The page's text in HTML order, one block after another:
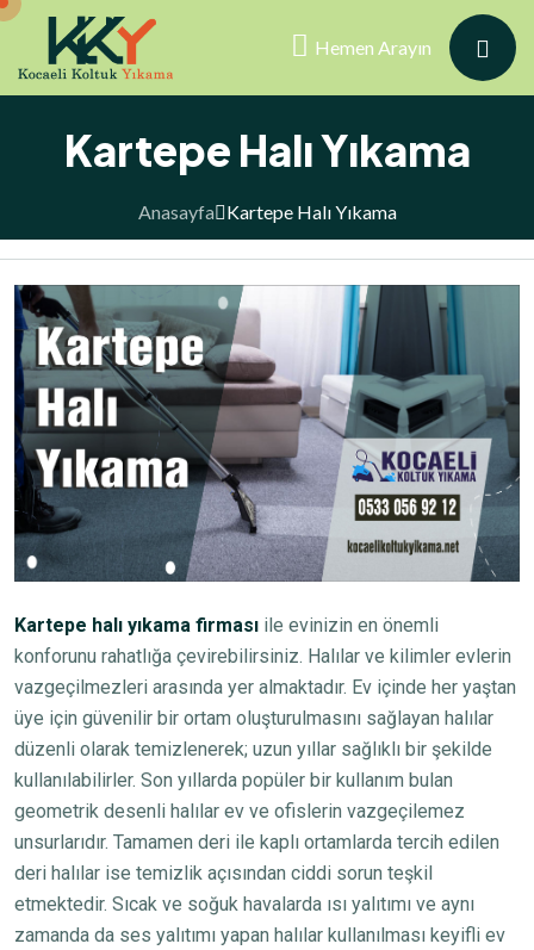
Hemen Arayın
Kartepe Halı Yıkama
Anasayfa Kartepe Halı Yıkama
Kartepe halı yıkama firması ile evinizin en önemli
konforunu rahatlığa çevirebilirsiniz. Halılar ve kilimler evlerin
vazgeçilmezleri arasında yer almaktadır. Ev içinde her yaştan
üye için güvenilir bir ortam oluşturulmasını sağlayan halılar
düzenli olarak temizlenerek; uzun yıllar sağlıklı bir şekilde
kullanılabilirler. Son yıllarda popüler bir kullanım bulan
geometrik desenli halılar ev ve ofislerin vazgeçilemez
unsurlarıdır. Tamamen deri ile kaplı ortamlarda tercih edilen
deri halılar ise temizlik açısından ciddi sorun teşkil
etmektedir. Sıcak ve soğuk havalarda ısı yalıtımı ve aynı
zamanda da ses yalıtımı yapan halılar kullanılması keyifli ev